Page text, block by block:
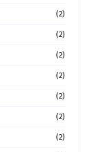
(2)
(2)
(2)
(2)
(2)
(2)
(2)